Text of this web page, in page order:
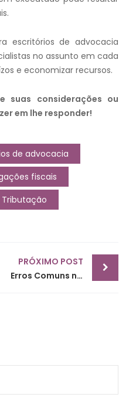
escritórios de advocacia
no assunto em cada
e economizar recursos.
suas considerações ou
em lhe responder!
de advocacia
fiscais
Tributação
PRÓXIMO POST
Erros Comuns na Contabilidade de Clínicas e Como Evitá-los.